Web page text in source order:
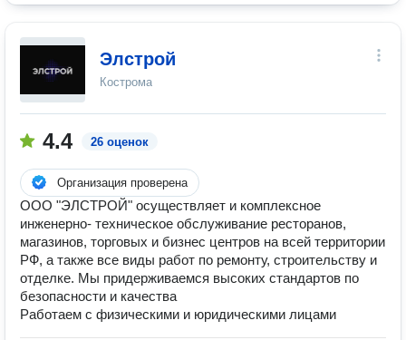
Элстрой
Кострома
4.4 26 оценок
Организация проверена
ООО "ЭЛСТРОЙ" осуществляет и комплексное
инженерно- техническое обслуживание ресторанов,
магазинов, торговых и бизнес центров на всей территории
РФ, а также все виды работ по ремонту, строительству и
отделке. Мы придерживаемся высоких стандартов по
безопасности и качества
Работаем с физическими и юридическими лицами